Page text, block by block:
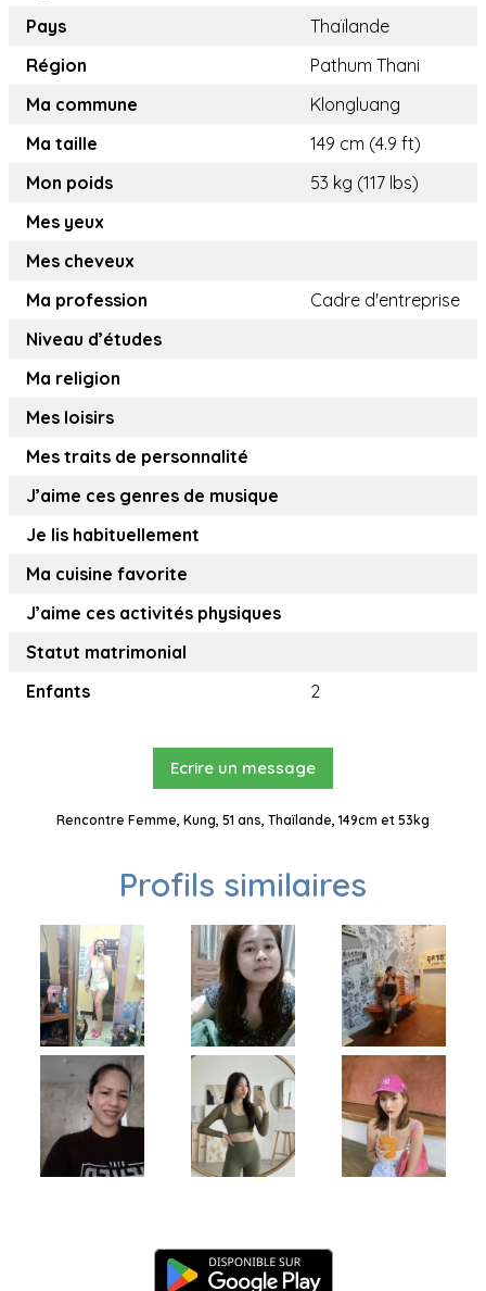
Pays
Thaïlande
Région
Pathum Thani
Ma commune
Klongluang
Ma taille
149 cm (4.9 ft)
Mon poids
53 kg (117 lbs)
Mes yeux
Mes cheveux
Ma profession
Cadre d'entreprise
Niveau d’études
Ma religion
Mes loisirs
Mes traits de personnalité
J’aime ces genres de musique
Je lis habituellement
Ma cuisine favorite
J’aime ces activités physiques
Statut matrimonial
Enfants
2
Ecrire un message
Rencontre Femme, Kung, 51 ans, Thaïlande, 149cm et 53kg
Profils similaires